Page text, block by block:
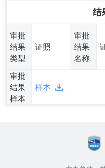
结
审批
结果
类型
证照
审批
结果
名称
审批
结果
样本
样本